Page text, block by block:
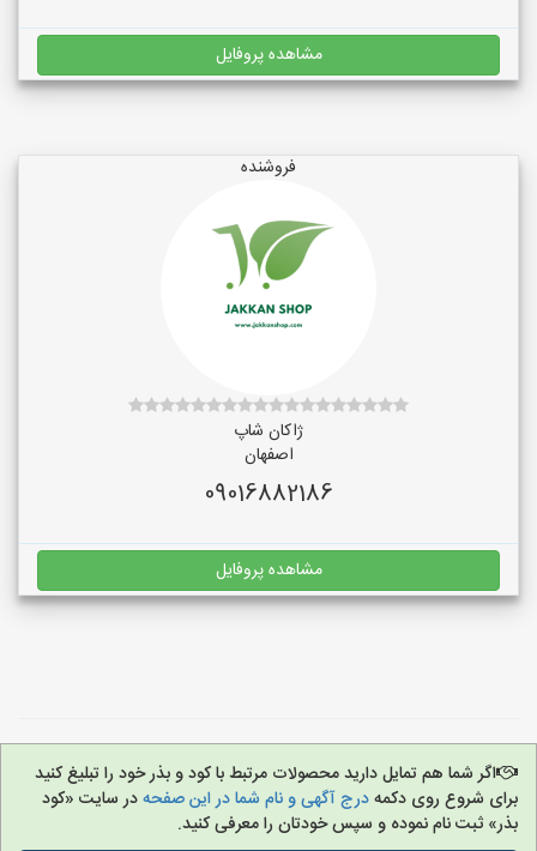
مشاهده پروفایل
فروشنده
ژاکان شاپ
اصفهان
09016882186
مشاهده پروفایل
اگر شما هم تمایل دارید محصولات مرتبط با کود و بذر خود را تبلیغ کنید
برای شروع روی دکمهدرج آگهی و نام شما در این صفحهدر سایت «کود
بذر» ثبت نام نموده و سپس خودتان را معرفی کنید.